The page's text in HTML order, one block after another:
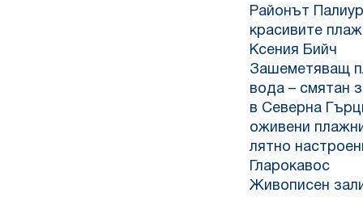
Районът
красивите
Ксения Бийч
Зашеметяващ
вода – смятан
в Северна
оживени
лятно
Гларокавос
Живописен